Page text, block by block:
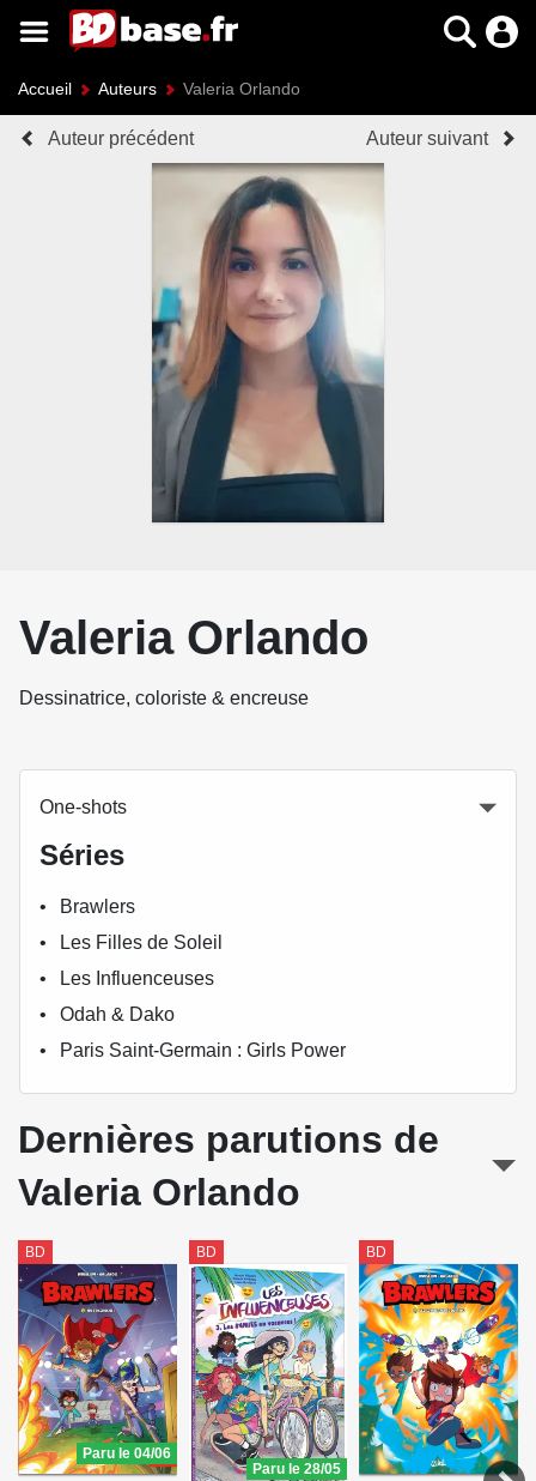
Accueil Auteurs Valeria Orlando
Auteur précédent Auteur suivant
Valeria Orlando
Dessinatrice, coloriste & encreuse
One-shots
Séries
Brawlers
Les Filles de Soleil
Les Influenceuses
Odah & Dako
Paris Saint-Germain : Girls Power
Dernières parutions de
Valeria Orlando
BD
Paru le 04/06
BD
Paru le 28/05
BD